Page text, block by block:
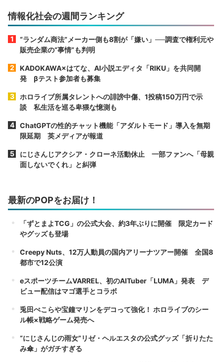
情報化社会の週間ランキング
“ランダム商法”メーカー側も8割が「嫌い」──調査で権利元や
販売企業の“事情”も判明
KADOKAWA×はてな、AI小説エディタ「RIKU」を共同開
発 βテスト参加者も募集
ホロライブ所属タレントへの誹謗中傷、1投稿150万円で示
談 私生活を巡る卑猥な憶測も
ChatGPTの性的チャット機能「アダルトモード」導入を無期
限延期 英メディアが報道
にじさんじアクシア・クローネ活動休止 一部ファンへ「母親
面しないでくれ」と糾弾
最新のPOPをお届け！
「ずとまよTCG」の公式大会、約3年ぶりに開催 限定カード
やグッズも登場
Creepy Nuts、12万人動員の国内アリーナツアー開催 全国8
都市で12公演
eスポーツチームVARREL、初のAITuber「LUMA」発表 デ
ビュー配信はマゴ選手とコラボ
兎田ぺこらや宝鐘マリンをデコって強化！ ホロライブのシー
ル帳×戦略ゲーム発売へ
“にじさんじの雨女”リゼ・ヘルエスタの公式グッズ「折りたた
み傘」がガチすぎる